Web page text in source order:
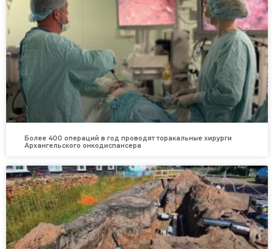
Более 400 операций в год проводят торакальные хирурги
Архангельского онкодиспансера